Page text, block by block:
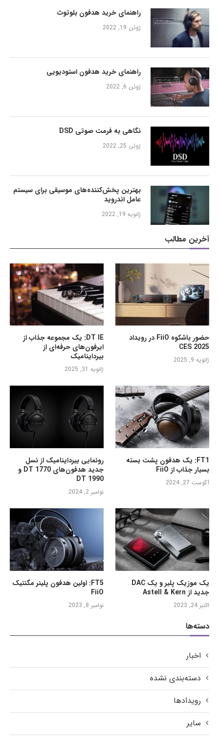
راهنمای خرید هدفون بلوتوث
ژوئن 19, 2022
راهنمای خرید هدفون استودیویی
ژوئن 6, 2022
نگاهی به فرمت صوتی DSD
ژوئن 25, 2022
بهترین پخش‌کننده‌های موسیقی برای سیستم
عامل اندروید
ژانویه 19, 2022
آخرین مطالب
DT IE: یک مجموعه جذاب از
ایرفون‌های حرفه‌ای از
بیرداینامیک
ژانویه 31, 2025
حضور باشکوه FiiO در رویداد
CES 2025
ژانویه 9, 2025
رونمایی بیرداینامیک از نسل
جدید هدفون‌های DT 1770 و
DT 1990
نوامبر 2, 2024
FT1: یک هدفون پشت بسته
بسیار جذاب از FiiO
آگوست 27, 2024
FT5: اولین هدفون پلینر مگنتیک
FiiO
نوامبر 8, 2023
یک موزیک پلیر و یک DAC
جدید از Astell & Kern
اکتبر 24, 2023
دسته‌ها
اخبار
دسته‌بندی نشده
رویدادها
سایر